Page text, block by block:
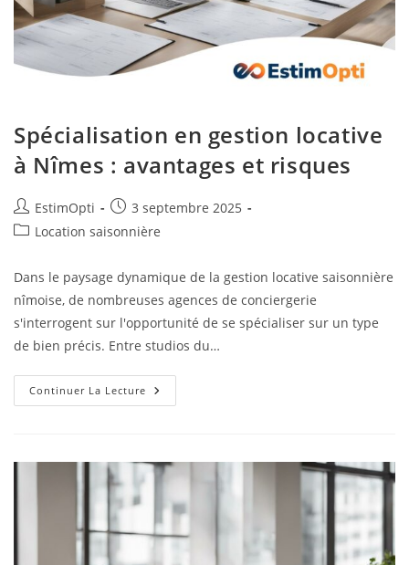
Spécialisation en gestion locative
à Nîmes : avantages et risques
EstimOpti
3 septembre 2025
Location saisonnière
Dans le paysage dynamique de la gestion locative saisonnière
nîmoise, de nombreuses agences de conciergerie
s'interrogent sur l'opportunité de se spécialiser sur un type
de bien précis. Entre studios du…
Continuer La Lecture